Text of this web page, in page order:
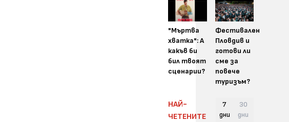
"Мъртва
хватка": А
какъв би
бил твоят
сценарии?
Фестивален
Пловдив и
готови ли
сме за
повече
туризъм?
НАЙ-
ЧЕТЕНИТЕ
7
дни
30
дни